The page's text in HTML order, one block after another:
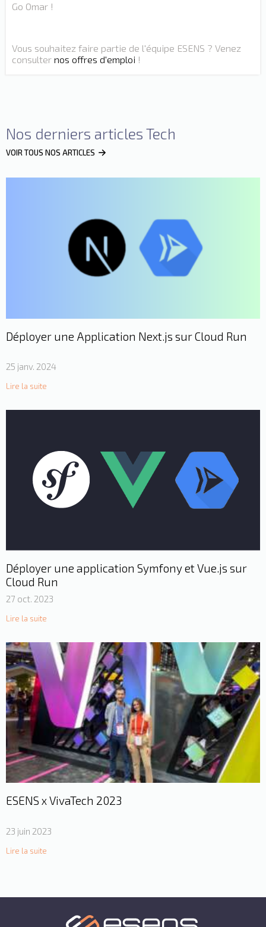
Go Omar !
Vous souhaitez faire partie de l'équipe ESENS ? Venez
consulter nos offres d'emploi !
Nos derniers articles Tech
VOIR TOUS NOS ARTICLES
Déployer une Application Next.js sur Cloud Run
25 janv. 2024
Lire la suite
Déployer une application Symfony et Vue.js sur
Cloud Run
27 oct. 2023
Lire la suite
ESENS x VivaTech 2023
23 juin 2023
Lire la suite